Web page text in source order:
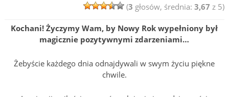
(3 głosów, średnia:3,67 z 5)
Kochani! Życzymy Wam, by Nowy Rok wypełniony był
magicznie pozytywnymi zdarzeniami…
Żebyście każdego dnia odnajdywali w swym życiu piękne
chwile.